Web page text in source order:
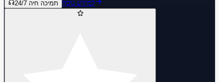
feedback—I am always happy to assist!
תמיכה חיה 24/7 למידע נוסף